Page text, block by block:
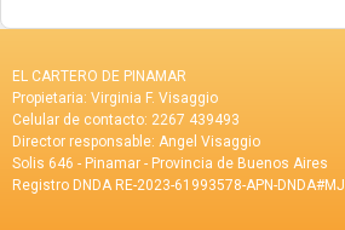
EL CARTERO DE PINAMAR
Propietaria: Virginia F. Visaggio
Celular de contacto: 2267 439493
Director responsable: Angel Visaggio
Solis 646 - Pinamar - Provincia de Buenos Aires
Registro DNDA RE-2023-61993578-APN-DNDA#MJ